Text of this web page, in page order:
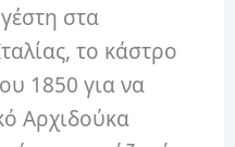
στα
το κάστρο
1850 για να
Αρχιδούκα